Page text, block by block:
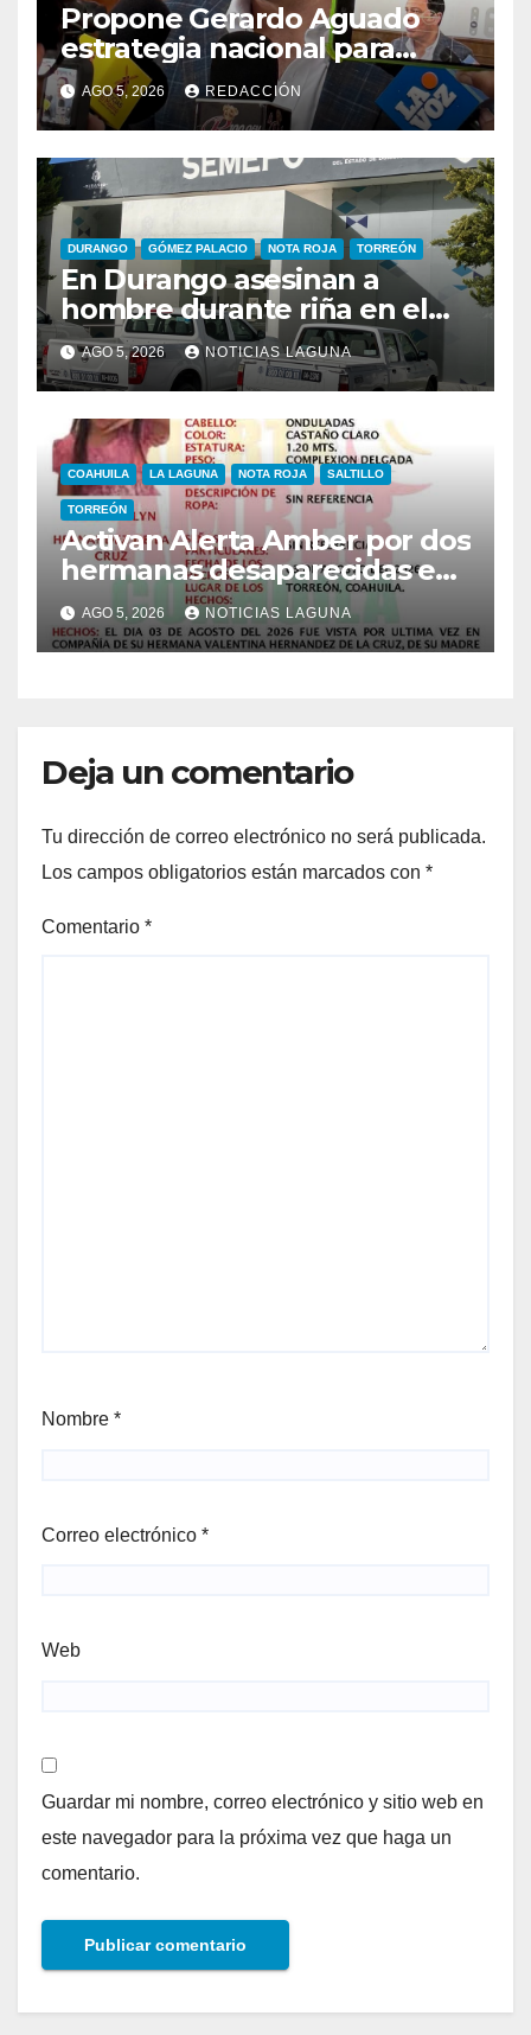
Propone Gerardo Aguado
estrategia nacional para
combatir el despojo de
inmuebles
AGO 5, 2026 REDACCIÓN
DURANGO GÓMEZ PALACIO NOTA ROJA TORREÓN
En Durango asesinan a
hombre durante riña en el
Infonavit Guadalupe Victoria
AGO 5, 2026 NOTICIAS LAGUNA
COAHUILA LA LAGUNA NOTA ROJA SALTILLO
TORREÓN
Activan Alerta Amber por dos
hermanas desaparecidas en
Torreón
AGO 5, 2026 NOTICIAS LAGUNA
Deja un comentario
Tu dirección de correo electrónico no será publicada.
Los campos obligatorios están marcados con *
Comentario *
Nombre *
Correo electrónico *
Web
Guardar mi nombre, correo electrónico y sitio web en
este navegador para la próxima vez que haga un
comentario.